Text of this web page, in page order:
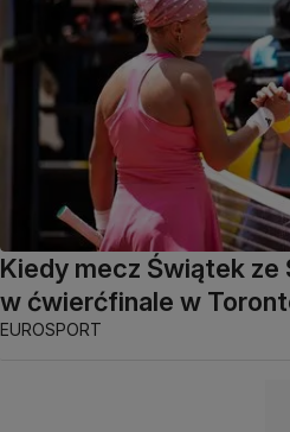
Kiedy mecz Świątek ze
w ćwierćfinale w
EUROSPORT